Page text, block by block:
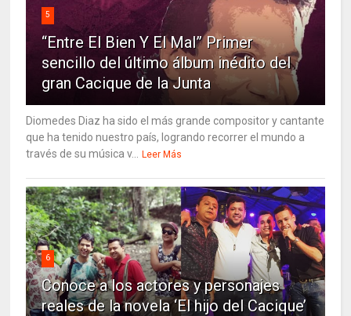
5
“Entre El Bien Y El Mal” Primer
sencillo del último álbum inédito del
gran Cacique de la Junta
Diomedes Diaz ha sido el más grande compositor y cantante
que ha tenido nuestro país, logrando recorrer el mundo a
través de su música v...
Leer Más
6
Conoce a los actores y personajes
reales de la novela ‘El hijo del Cacique’